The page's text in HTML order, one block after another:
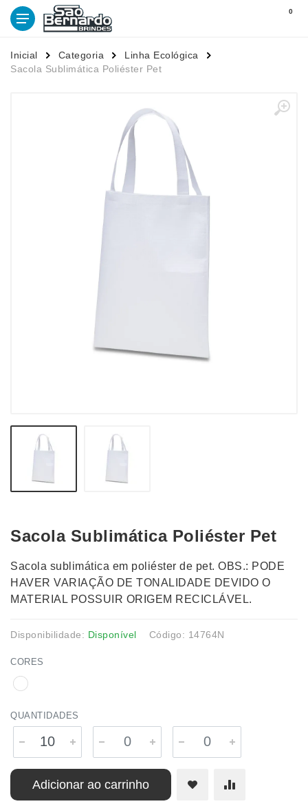
0
Inicial Categoria
Linha Ecológica
Sacola Sublimática Poliéster Pet
Sacola Sublimática Poliéster Pet
Sacola sublimática em poliéster de pet. OBS.: PODE
HAVER VARIAÇÃO DE TONALIDADE DEVIDO O
MATERIAL POSSUIR ORIGEM RECICLÁVEL.
Disponibilidade: Disponível Código: 14764N
CORES
QUANTIDADES
Adicionar ao carrinho